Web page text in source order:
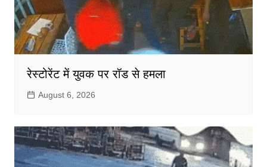
रेस्टोरेंट में युवक पर रॉड से हमला
August 6, 2026